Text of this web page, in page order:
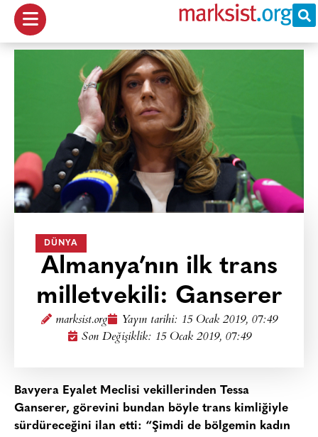
DÜNYA
Almanya’nın ilk trans
milletvekili: Ganserer
marksist.org Yayın tarihi: 15 Ocak 2019, 07:49
Son Değişiklik: 15 Ocak 2019, 07:49
Bavyera Eyalet Meclisi vekillerinden Tessa
Ganserer, görevini bundan böyle trans kimliğiyle
sürdüreceğini ilan etti: “Şimdi de bölgemin kadın